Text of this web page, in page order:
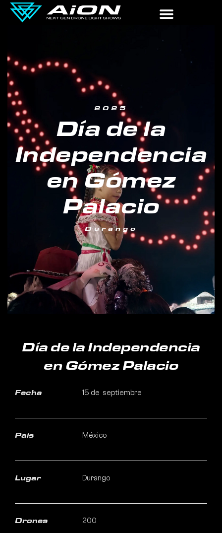
2025
Día de la
Independencia
en Gómez
Palacio
Durango
Día de la Independencia
en Gómez Palacio
Fecha 15 de septiembre
Pais México
Lugar Durango
Drones 200